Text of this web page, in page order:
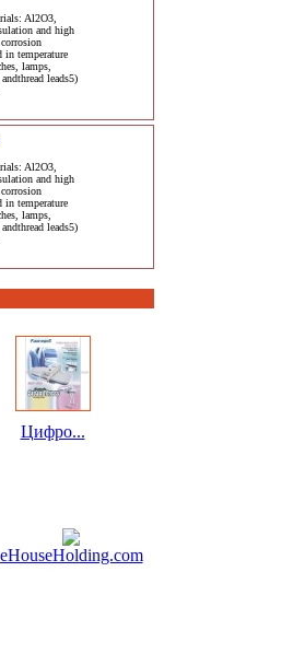
Al2O3,
and high
in temperature
lamps,
leads5)
Al2O3,
and high
in temperature
lamps,
leads5)
Цифро...
eHouseHolding.com